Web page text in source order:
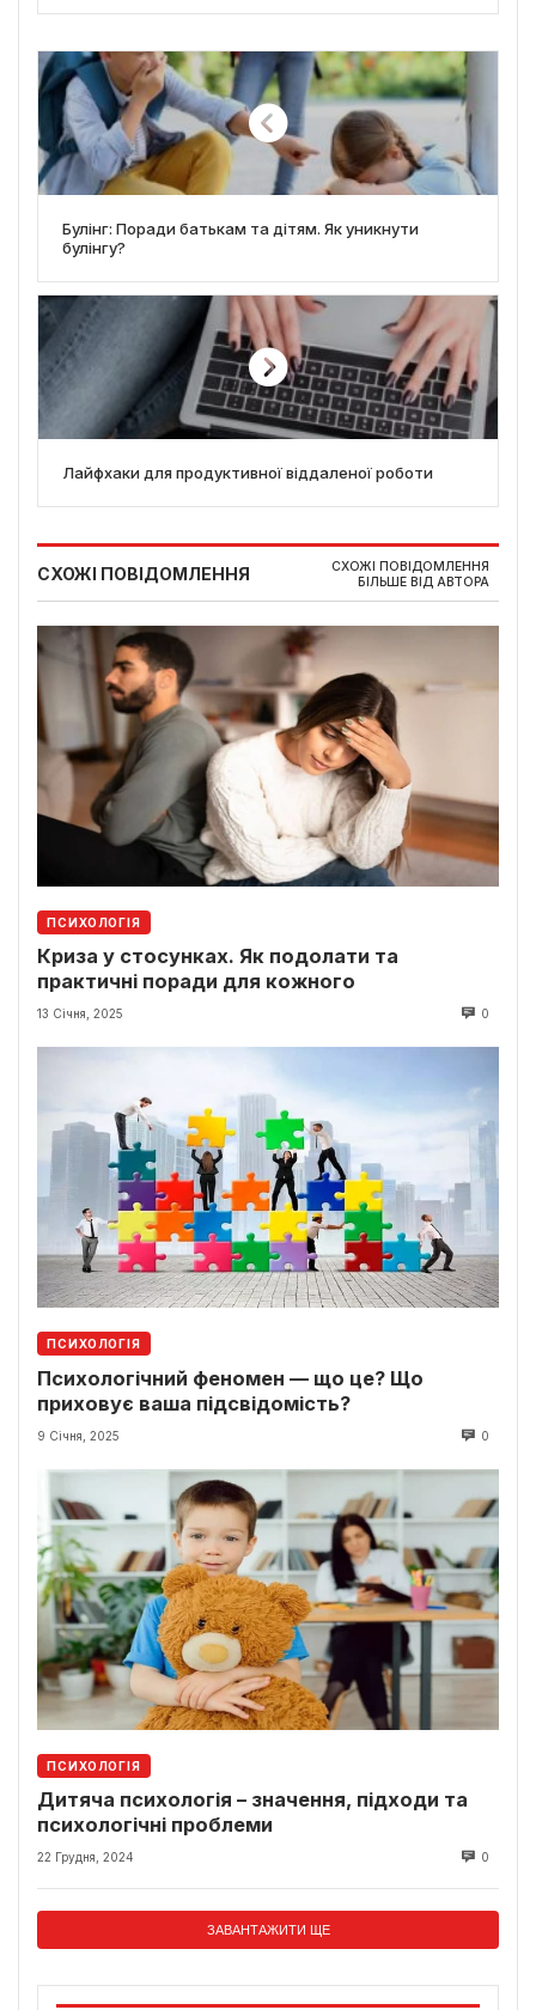
Булінг: Поради батькам та дітям. Як уникнути
булінгу?
Лайфхаки для продуктивної віддаленої роботи
СХОЖІ ПОВІДОМЛЕННЯ
СХОЖІ ПОВІДОМЛЕННЯ
БІЛЬШЕ ВІД АВТОРА
ПСИХОЛОГІЯ
Криза у стосунках. Як подолати та
практичні поради для кожного
13 Січня, 2025 0
ПСИХОЛОГІЯ
Психологічний феномен — що це? Що
приховує ваша підсвідомість?
9 Січня, 2025 0
ПСИХОЛОГІЯ
Дитяча психологія – значення, підходи та
психологічні проблеми
22 Грудня, 2024 0
ЗАВАНТАЖИТИ ЩЕ